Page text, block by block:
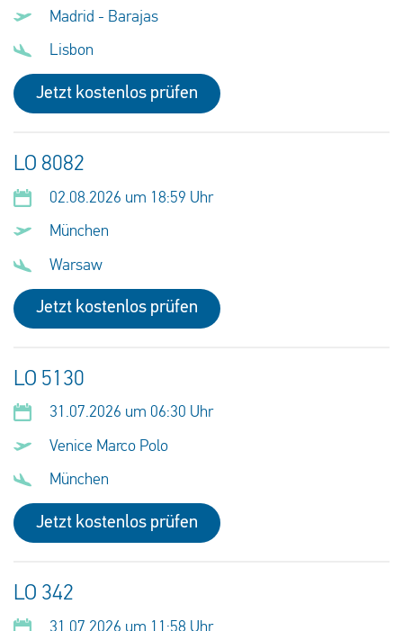
Madrid - Barajas
Lisbon
Jetzt kostenlos prüfen
LO 8082
02.08.2026 um 18:59 Uhr
München
Warsaw
Jetzt kostenlos prüfen
LO 5130
31.07.2026 um 06:30 Uhr
Venice Marco Polo
München
Jetzt kostenlos prüfen
LO 342
31.07.2026 um 11:58 Uhr